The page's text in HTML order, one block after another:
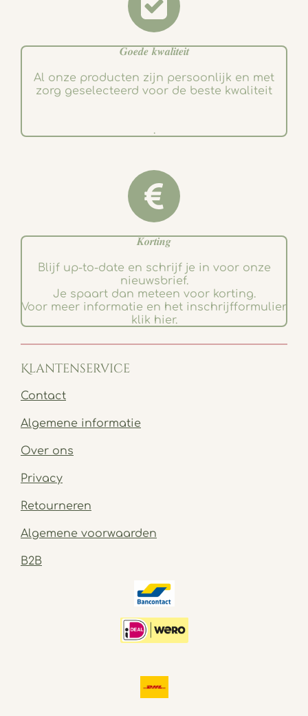
𝑮𝒐𝒆𝒅𝒆 𝒌𝒘𝒂𝒍𝒊𝒕𝒆𝒊𝒕
Al onze producten zijn persoonlijk en met
zorg geselecteerd voor de beste kwaliteit
.
𝑲𝒐𝒓𝒕𝒊𝒏𝒈
Blijf up-to-date en schrijf je in voor onze
nieuwsbrief.
Je spaart dan meteen voor korting.
Voor meer informatie en het inschrijfformulier
klik hier.
Klantenservice
Contact
Algemene informatie
Over ons
Privacy
Retourneren
Algemene voorwaarden
B2B